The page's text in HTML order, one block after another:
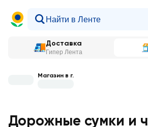
Доставка
Гипер Лента
Магазин в г.
Дорожные сумки и